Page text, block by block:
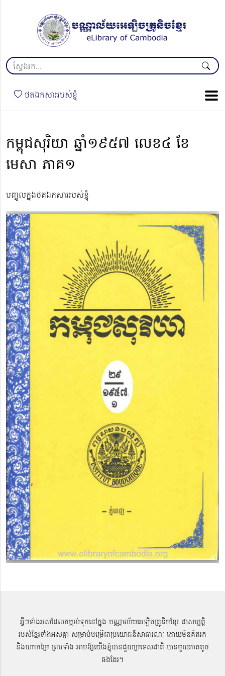
ថតឯកសាររបស់ខ្ញុំ
កម្ពុជសុរិយា ឆ្នាំ១៩៥៧ លេខ៤ ខែ
មេសា ភាគ១
បញ្ចូលក្នុងថតឯកសាររបស់ខ្ញុំ
អ្វីៗទាំងអស់ដែលតម្កល់ទុកនៅក្នុង បណ្ណាល័យអេឡិចត្រូនិចខ្មែរ ជាសម្បតិ្ត
របស់ខ្មែរទាំងអស់គ្នា សម្រាប់បម្រើជាប្រយោជន៍សាធារណៈ ដោយមិនគិតរក
និងយកកម្រៃ ព្រមទាំង អាចឱ្យយើងខ្ញុំបានជួយប្រទេសជាតិ បានមួយភាគតូច
ផងដែរ។